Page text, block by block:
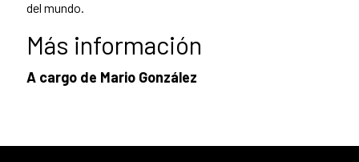
del mundo.
Más información
A cargo de Mario González